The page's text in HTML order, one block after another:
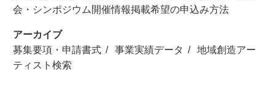
会・シンポジウム開催情報掲載希望の申込み方法
アーカイブ
募集要項・申請書式
事業実績データ
地域創造アー
ティスト検索